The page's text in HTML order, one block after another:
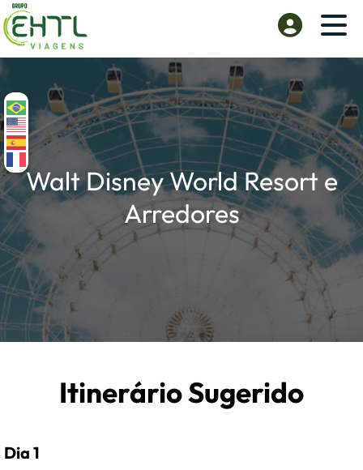
Walt Disney World Resort e
Arredores
Itinerário Sugerido
Dia 1